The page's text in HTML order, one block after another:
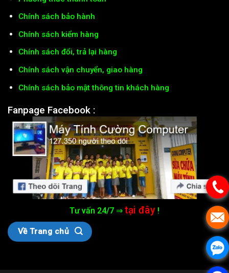
Chính sách bảo hành
Chính sách kiểm hàng
Chính sách đổi, trả lại hàng
Chính sách vận chuyển, giao hàng
Chính sách bảo mật thông tin khách hàng
Fanpage Facebook :
Tư vấn 24/7 ⇒ tại đây !
Về Trang chủ